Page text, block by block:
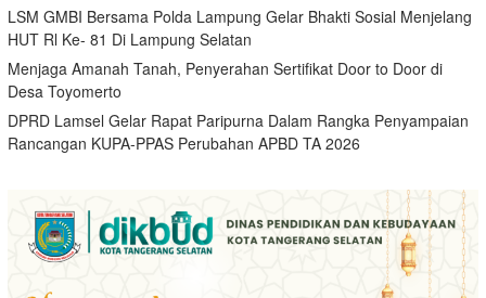
LSM GMBI Bersama Polda Lampung Gelar Bhakti Sosial Menjelang
HUT Rl Ke- 81 Di Lampung Selatan
Menjaga Amanah Tanah, Penyerahan Sertifikat Door to Door di
Desa Toyomerto
DPRD Lamsel Gelar Rapat Paripurna Dalam Rangka Penyampaian
Rancangan KUPA-PPAS Perubahan APBD TA 2026